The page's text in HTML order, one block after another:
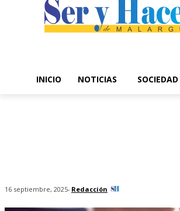
INICIO NOTICIAS SOCIEDAD
16 septiembre, 2025- Redacción